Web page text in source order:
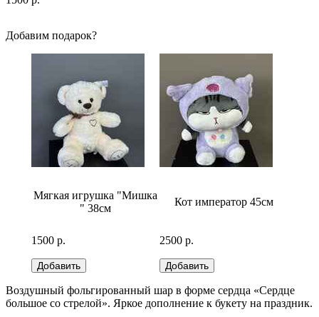
Добавим подарок?
Мягкая игрушка "Мишка
" 38см
1500 р.
Кот император 45см
2500 р.
Воздушный фольгированный шар в форме сердца «Сердце
большое со стрелой». Яркое дополнение к букету на праздник.